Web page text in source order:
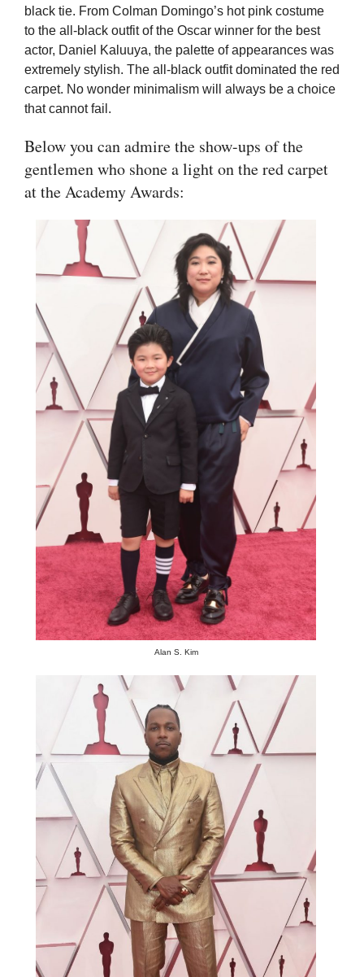
black tie. From Colman Domingo’s hot pink costume
to the all-black outfit of the Oscar winner for the best
actor, Daniel Kaluuya, the palette of appearances was
extremely stylish. The all-black outfit dominated the red
carpet. No wonder minimalism will always be a choice
that cannot fail.
Below you can admire the show-ups of the
gentlemen who shone a light on the red carpet
at the Academy Awards:
Alan S. Kim